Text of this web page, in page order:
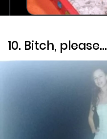
10. Bitch, please…